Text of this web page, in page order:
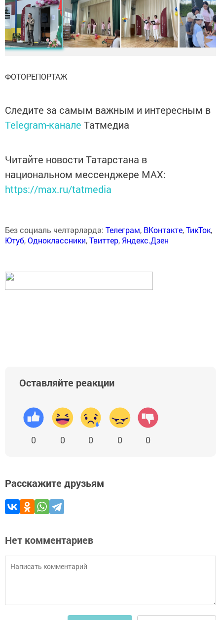
ФОТОРЕПОРТАЖ
Следите за самым важным и интересным в
Telegram-канале Татмедиа
Читайте новости Татарстана в
национальном мессенджере MАХ:
https://max.ru/tatmedia
Без социаль челтәрләрдә: Телеграм, ВКонтакте,ТикТок,
Ютуб,Одноклассники,Твиттер, Яндекс.Дзен
Оставляйте реакции
0 0 0 0 0
Расскажите друзьям
Нет комментариев